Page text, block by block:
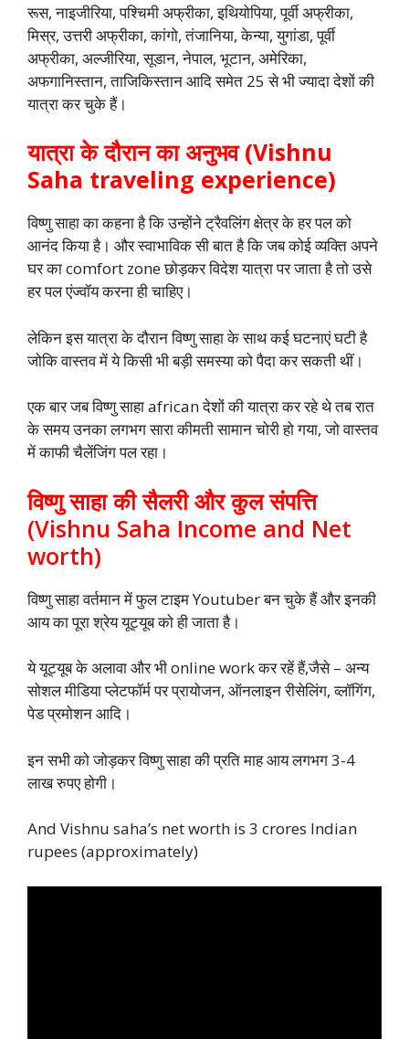
रूस, नाइजीरिया, पश्चिमी अफ्रीका, इथियोपिया, पूर्वी अफ्रीका,
मिस्र, उत्तरी अफ्रीका, कांगो, तंजानिया, केन्या, युगांडा, पूर्वी
अफ्रीका, अल्जीरिया, सूडान, नेपाल, भूटान, अमेरिका,
अफगानिस्तान, ताजिकिस्तान आदि समेत 25 से भी ज्यादा देशों की
यात्रा कर चुके हैं।
यात्रा के दौरान का अनुभव (Vishnu
Saha traveling experience)
विष्णु साहा का कहना है कि उन्होंने ट्रैवलिंग क्षेत्र के हर पल को
आनंद किया है। और स्वाभाविक सी बात है कि जब कोई व्यक्ति अपने
घर का comfort zone छोड़कर विदेश यात्रा पर जाता है तो उसे
हर पल एंज्वॉय करना ही चाहिए।
लेकिन इस यात्रा के दौरान विष्णु साहा के साथ कई घटनाएं घटी है
जोकि वास्तव में ये किसी भी बड़ी समस्या को पैदा कर सकती थीं।
एक बार जब विष्णु साहा african देशों की यात्रा कर रहे थे तब रात
के समय उनका लगभग सारा कीमती सामान चोरी हो गया, जो वास्तव
में काफी चैलेंजिंग पल रहा।
विष्णु साहा की सैलरी और कुल संपत्ति
(Vishnu Saha Income and Net
worth)
विष्णु साहा वर्तमान में फुल टाइम Youtuber बन चुके हैं और इनकी
आय का पूरा श्रेय यूट्यूब को ही जाता है।
ये यूट्यूब के अलावा और भी online work कर रहें हैं,जैसे – अन्य
सोशल मीडिया प्लेटफॉर्म पर प्रायोजन, ऑनलाइन रीसेलिंग, व्लॉगिंग,
पेड प्रमोशन आदि।
इन सभी को जोड़कर विष्णु साहा की प्रति माह आय लगभग 3-4
लाख रुपए होगी।
And Vishnu saha’s net worth is 3 crores Indian
rupees (approximately)